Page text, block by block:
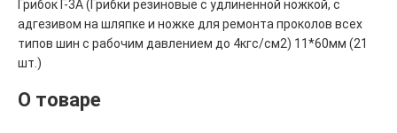
Грибок Г-3А (Грибки резиновые с удлиненной ножкой, с
адгезивом на шляпке и ножке для ремонта проколов всех
типов шин с рабочим давлением до 4кгс/см2) 11*60мм (21
шт.)
О товаре